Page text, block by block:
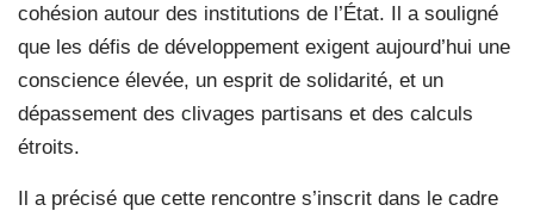
cohésion autour des institutions de l’État. Il a souligné
que les défis de développement exigent aujourd’hui une
conscience élevée, un esprit de solidarité, et un
dépassement des clivages partisans et des calculs
étroits.
Il a précisé que cette rencontre s’inscrit dans le cadre